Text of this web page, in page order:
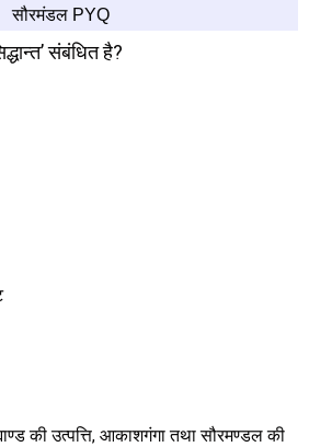
सौरमंडल PYQ
संबंधित है?
की उत्पत्ति, आकाशगंगा तथा सौरमण्डल की